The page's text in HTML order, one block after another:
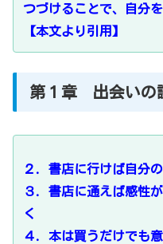
つづけることで、自分
【本文より引用】
第１章 出会いの
２．書店に行けば自分
３．書店に通えば感性
く
４．本は買うだけでも